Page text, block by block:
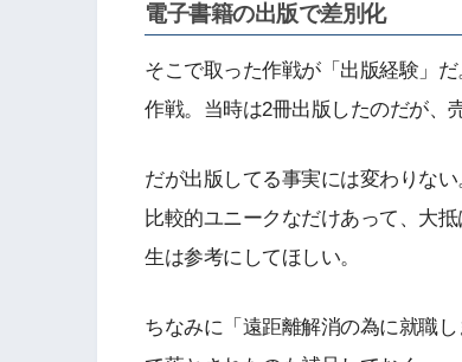
電子書籍の出版で差別化
そこで取った作戦が「出版経験」
作戦。当時は2冊出版したのだが、
だが出版してる事実には変わりな
比較的ユニークなだけあって、大
生は参考にしてほしい。
ちなみに「遠距離解消の為に就職